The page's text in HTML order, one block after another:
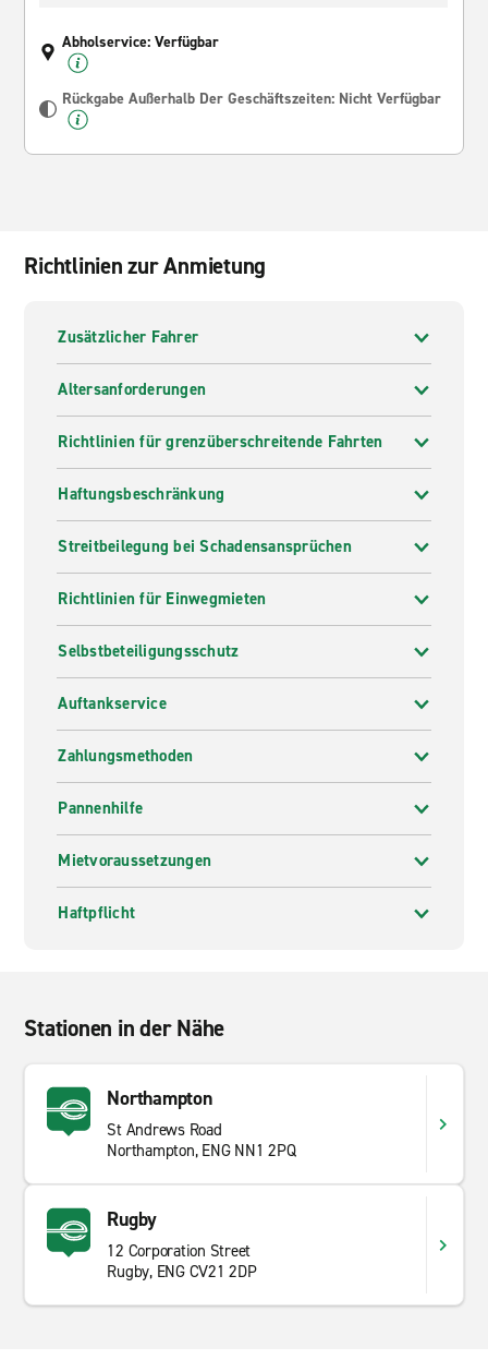
Abholservice: Verfügbar
Rückgabe Außerhalb Der Geschäftszeiten: Nicht Verfügbar
Richtlinien zur Anmietung
Zusätzlicher Fahrer
Altersanforderungen
Richtlinien für grenzüberschreitende Fahrten
Haftungsbeschränkung
Streitbeilegung bei Schadensansprüchen
Richtlinien für Einwegmieten
Selbstbeteiligungsschutz
Auftankservice
Zahlungsmethoden
Pannenhilfe
Mietvoraussetzungen
Haftpflicht
Stationen in der Nähe
Northampton
St Andrews Road
Northampton, ENG NN1 2PQ
Rugby
12 Corporation Street
Rugby, ENG CV21 2DP